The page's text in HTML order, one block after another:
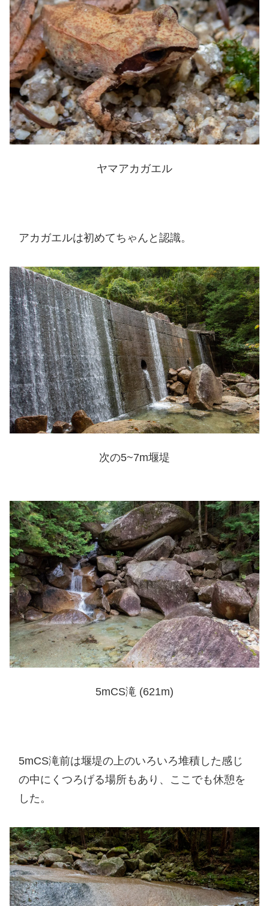
ヤマアカガエル
アカガエルは初めてちゃんと認識。
次の5~7m堰堤
5mCS滝 (621m)
5mCS滝前は堰堤の上のいろいろ堆積した感じ
の中にくつろげる場所もあり、ここでも休憩を
した。